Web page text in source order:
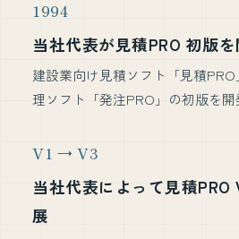
1994
当社代表が見積PRO 初版
建設業向け見積ソフト「見積
理ソフト「発注PRO」の初版を開
V1 → V3
当社代表によって見積PRO
展